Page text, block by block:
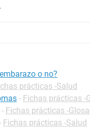
o no?
prácticas -Salud
- Fichas prácticas -
- Fichas prácticas -
Fichas prácticas -Salud